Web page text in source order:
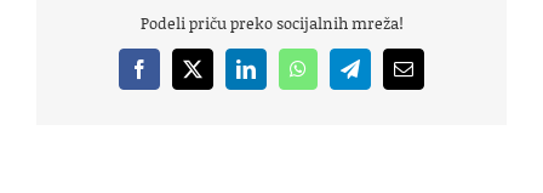
Podeli priču preko socijalnih mreža!
Facebook
X LinkedInWhatsAppTelegramEmail